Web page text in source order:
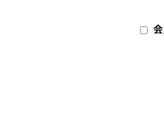
ネット接続契約等を準備していただきます。